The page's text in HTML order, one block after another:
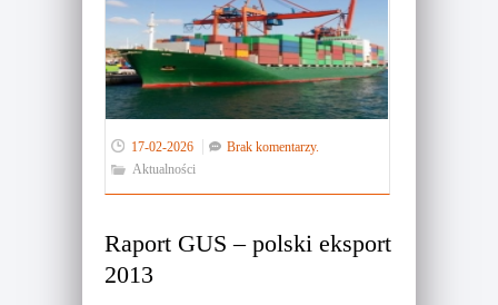
17-02-2026
Brak komentarzy.
Aktualności
Raport GUS – polski eksport
2013